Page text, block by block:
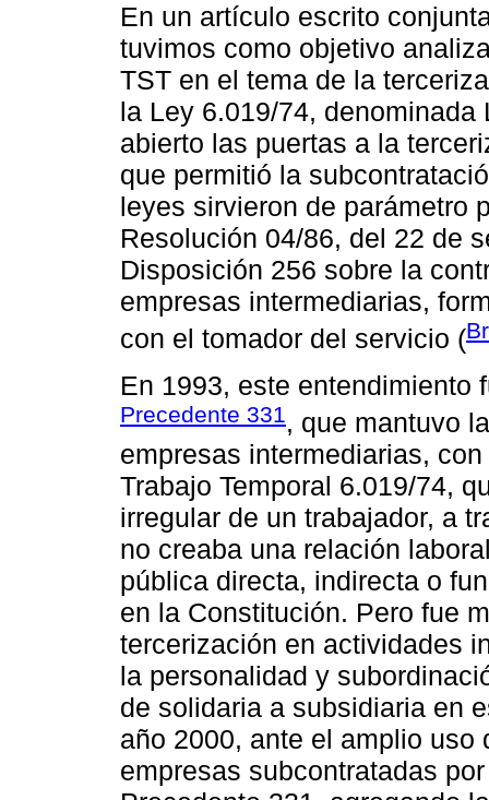
En un artículo escrito
tuvimos como objetivo
TST en el tema de la
la Ley 6.019/74, denominada
abierto las puertas a la
que permitió la
leyes sirvieron de parámetro
Resolución 04/86, del 22 de
Disposición 256 sobre la
empresas intermediarias,
con el tomador del servicio (
En 1993, este entendimiento
Precedente 331, que mantuvo
empresas intermediarias,
Trabajo Temporal 6.019/74,
irregular de un trabajador, a
no creaba una relación
pública directa, indirecta o
en la Constitución. Pero fue
tercerización en actividades
la personalidad y
de solidaria a subsidiaria en
año 2000, ante el amplio
empresas subcontratadas